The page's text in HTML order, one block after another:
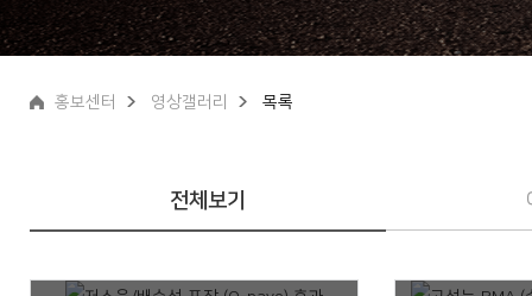
홍보센터 영상갤러리 목록
전체보기